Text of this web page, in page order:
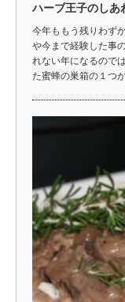
ハーブ王子のしあ
今年ももう残りわず
や今まで経験した事
れない年になるので
た蜜蜂の巣箱の１つ